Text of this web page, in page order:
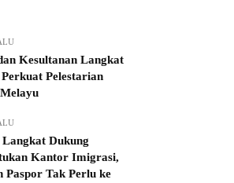
Kesultanan Langkat
Pelestarian
Langkat Dukung
Kantor Imigrasi,
Paspor Tak Perlu ke